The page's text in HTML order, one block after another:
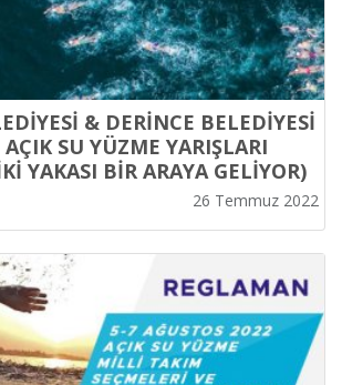
& DERİNCE BELEDİYESİ
SU YÜZME YARIŞLARI
YAKASI BİR ARAYA GELİYOR)
26 Temmuz 2022